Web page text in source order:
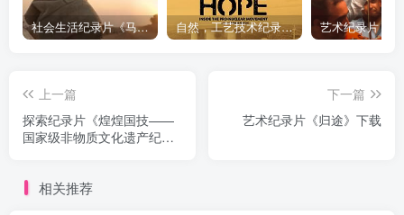
社会生活纪录片《马加拉 Makala》下载 自然，工艺技术纪录片《原子能的希望 Atomic Hope – Inside the Pro-Nuclear Movement》下载
上一篇
探索纪录片《煌煌国技——
国家级非物质文化遗产纪录
下一篇
艺术纪录片《归途》下载
相关推荐